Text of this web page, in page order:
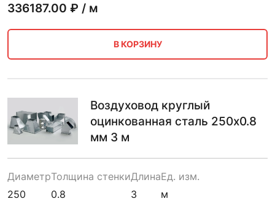
336187.00 ₽ / м
В КОРЗИНУ
Воздуховод круглый
оцинкованная сталь 250х0.8
мм 3 м
Диаметр
250
Толщина стенки
0.8
Длина
3
Ед. изм.
м